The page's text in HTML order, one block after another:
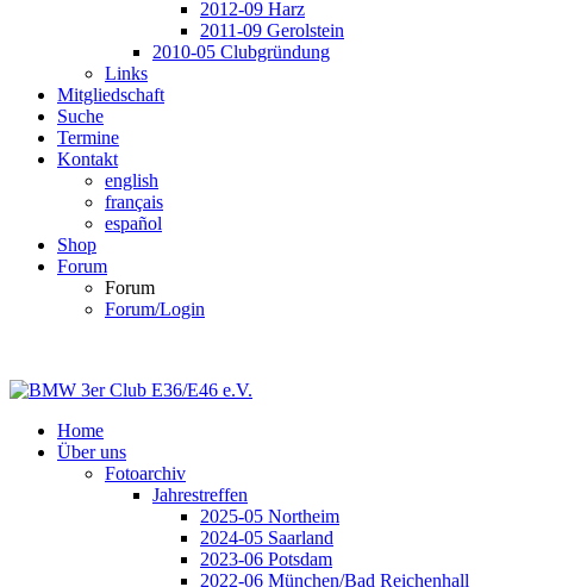
2012-09 Harz
2011-09 Gerolstein
2010-05 Clubgründung
Links
Mitgliedschaft
Suche
Termine
Kontakt
english
français
español
Shop
Forum
Forum
Forum/Login
Home
Über uns
Fotoarchiv
Jahrestreffen
2025-05 Northeim
2024-05 Saarland
2023-06 Potsdam
2022-06 München/Bad Reichenhall